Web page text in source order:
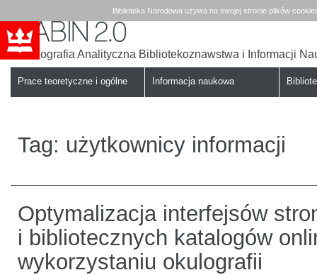
Biblioteka Narodowa używa na swojej stronie plików
Babin
Bibliografia Analityczna Bibliotekoznawstwa i Informacji
Prace teoretyczne i ogólne Informacja naukowa
Tag: użytkownicy informacji
Optymalizacja interfejsów
i bibliotecznych katalogów
wykorzystaniu okulografii